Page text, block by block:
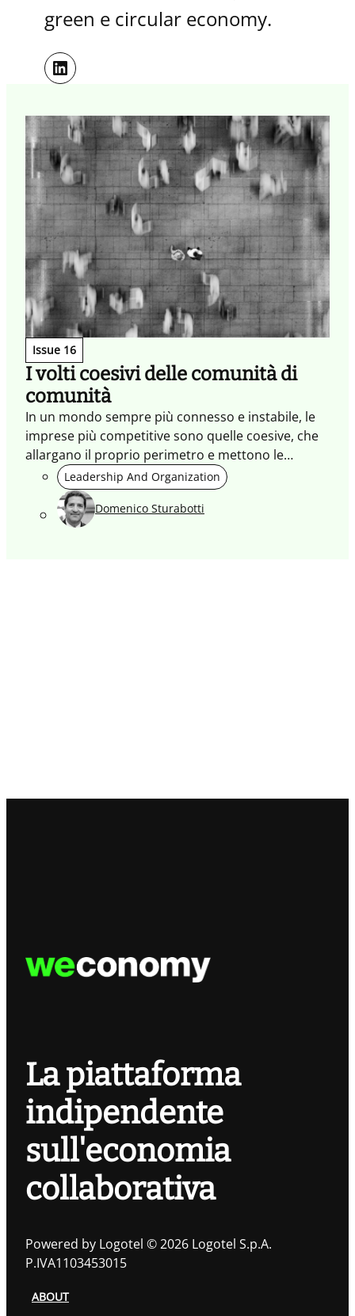
green e circular economy.
LinkedIn
Issue 16
I volti coesivi delle comunità di
comunità
In un mondo sempre più connesso e instabile, le
imprese più competitive sono quelle coesive, che
allargano il proprio perimetro e mettono le
comunità al centro del proprio modello di
business.
Leadership And Organization
Domenico Sturabotti
La piattaforma
indipendente
sull'economia
collaborativa
Powered by Logotel © 2026 Logotel S.p.A.
P.IVA1103453015
ABOUT